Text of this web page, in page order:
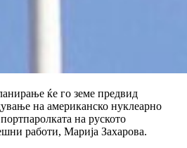
ќе го земе предвид
на американско нуклеарно
на руското
работи, Марија Захарова.